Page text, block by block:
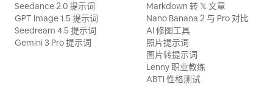
Seedance 2.0 提示词
GPT Image 1.5 提示词
Seedream 4.5 提示词
Gemini 3 Pro 提示词
Markdown 转 𝕏 文章
Nano Banana 2 与 Pro 对比
AI 修图工具
照片提示词
图片转提示词
Lenny 职业教练
ABTI 性格测试